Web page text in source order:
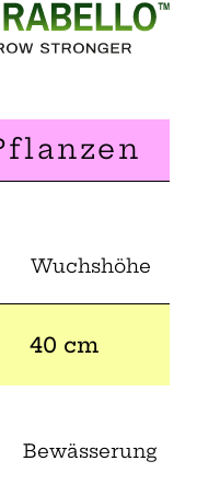
Wuchshöhe
40 cm
Bewässerung